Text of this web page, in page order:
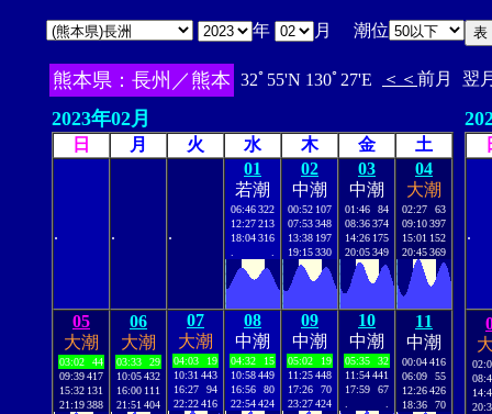
年 月 潮位
熊本県：長州／熊本 32ﾟ55'N 130ﾟ27'E ＜＜ 前月 翌
2023年02月
日 月 火 水 木 金 土
. . .
01
若潮
06:46322
12:27213
18:04316
02
中潮
00:52 107
07:53348
13:38 197
19:15330
03
中潮
01:46
84
08:36374
14:26 175
20:05349
04
大潮
02:27
63
09:10397
15:01 152
20:45369
05
大潮
03:02
44
09:39417
15:32 131
21:19388
06
大潮
03:33
29
10:05432
16:00 111
21:51 404
07
大潮
04:03
19
10:31 443
16:27
94
22:22416
08
中潮
04:32
15
10:58449
16:56
80
22:54424
09
中潮
05:02
19
11:25448
17:26
70
23:27424
10
中潮
05:35
32
11:54441
17:59
67
11
中潮
00:04416
06:09
55
12:26426
18:36
70
.